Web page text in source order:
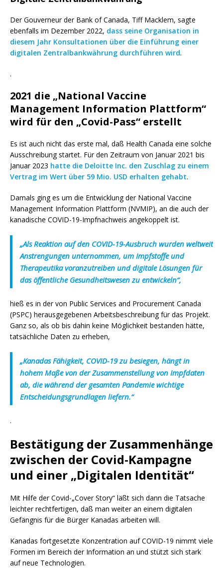
Der Gouverneur der Bank of Canada, Tiff Macklem, sagte
ebenfalls im Dezember 2022, dass seine Organisation in
diesem Jahr Konsultationen über die Einführung einer
digitalen Zentralbankwährung durchführen wird.
.
2021 die „National Vaccine
Management Information Plattform“
wird für den „Covid-Pass“ erstellt
Es ist auch nicht das erste mal, daß Health Canada eine solche
Ausschreibung startet. Für den Zeitraum von Januar 2021 bis
Januar 2023 hatte die Deloitte Inc. den Zuschlag zu einem
Vertrag im Wert über 59 Mio. USD erhalten gehabt.
Damals ging es um die Entwicklung der National Vaccine
Management Information Plattform (NVMIP), an die auch der
kanadische COVID-19-Impfnachweis angekoppelt ist.
„Als Reaktion auf den COVID-19-Ausbruch wurden weltweit
Anstrengungen unternommen, um Impfstoffe und
Therapeutika voranzutreiben und digitale Lösungen für
das öffentliche Gesundheitswesen zu entwickeln“,
hieß es in der von Public Services and Procurement Canada
(PSPC) herausgegebenen Arbeitsbeschreibung für das Projekt.
Ganz so, als ob bis dahin keine Möglichkeit bestanden hätte,
tatsächliche Daten zu erheben,
„Kanadas Fähigkeit, COVID-19 zu besiegen, hängt in
hohem Maße von der Zusammenstellung von Impfdaten
ab, die während der gesamten Pandemie wichtige
Entscheidungsgrundlagen liefern.“
.
Bestätigung der Zusammenhänge
zwischen der Covid-Kampagne
und einer „Digitalen Identität“
Mit Hilfe der Covid-„Cover Story“ läßt sich dann die Tatsache
leichter rechtfertigen, daß man weiter an einem digitalen
Gefängnis für die Bürger Kanadas arbeiten will.
Kanadas fortgesetzte Konzentration auf COVID-19 nimmt viele
Formen im Bereich der Information an und stützt sich stark
auf neue Technologien.